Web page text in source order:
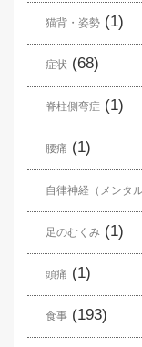
猫背・姿勢 (1)
症状 (68)
脊柱側弯症 (1)
腰痛 (1)
自律神経（メンタル
足のむくみ (1)
頭痛 (1)
食事 (193)